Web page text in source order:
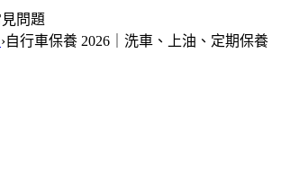
問題
›自行車保養 2026｜洗車、上油、定期保養